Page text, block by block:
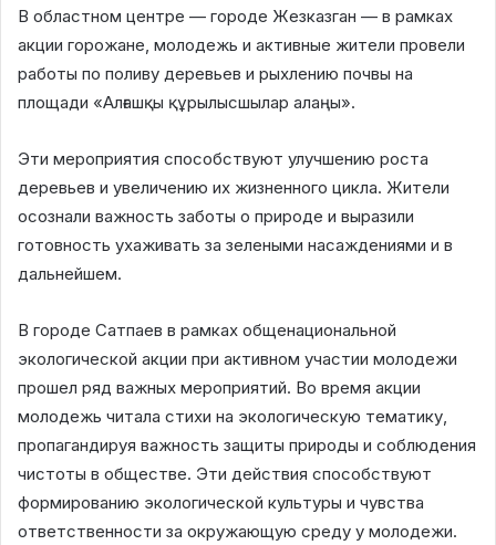
В областном центре — городе Жезказган — в рамках
акции горожане, молодежь и активные жители провели
работы по поливу деревьев и рыхлению почвы на
площади «Алғашқы құрылысшылар алаңы».
Эти мероприятия способствуют улучшению роста
деревьев и увеличению их жизненного цикла. Жители
осознали важность заботы о природе и выразили
готовность ухаживать за зелеными насаждениями и в
дальнейшем.
В городе Сатпаев в рамках общенациональной
экологической акции при активном участии молодежи
прошел ряд важных мероприятий. Во время акции
молодежь читала стихи на экологическую тематику,
пропагандируя важность защиты природы и соблюдения
чистоты в обществе. Эти действия способствуют
формированию экологической культуры и чувства
ответственности за окружающую среду у молодежи.